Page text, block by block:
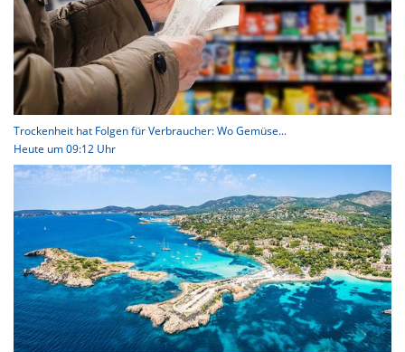
Trockenheit hat Folgen für Verbraucher: Wo Gemüse...
Heute um 09:12 Uhr